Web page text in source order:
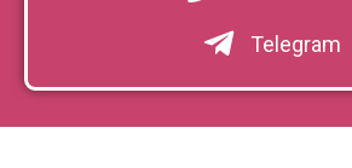
Telegram